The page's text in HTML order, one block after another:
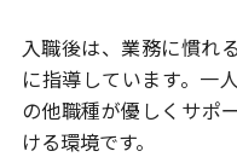
入職後は、業務に慣れ
に指導しています。一
の他職種が優しくサポ
ける環境です。